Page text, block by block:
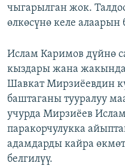
чыгарылган жок.
өлкөсүнө келе алаарын
Ислам Каримов дүйнө
кыздары жана
Шавкат Мирзиёевдин
баштаганы тууралуу
учурда Мирзиёев
паракорчулукка
адамдарды кайра
белгилүү.